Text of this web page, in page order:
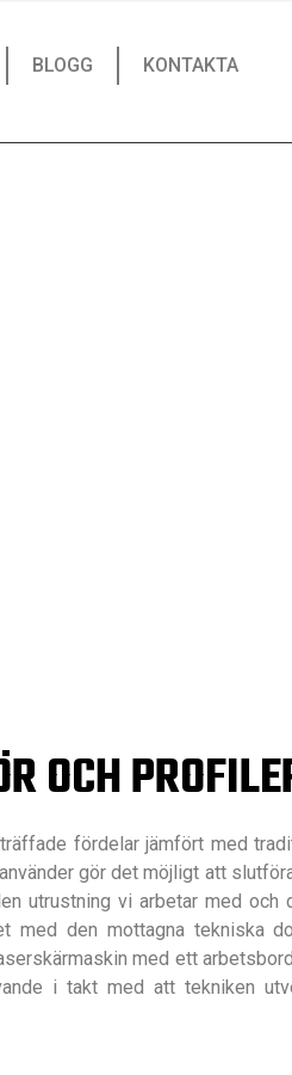
BLOGG KONTAKTA
OCH
fördelar jämfört med
gör det möjligt att
utrustning vi arbetar med
den mottagna tekniska
med ett
i takt med att tekniken